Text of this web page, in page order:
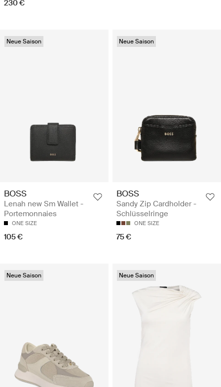
230 €
Neue Saison
BOSS
Lenah new Sm Wallet -
Portemonnaies
ONE SIZE
105 €
Neue Saison
BOSS
Sandy Zip Cardholder -
Schlüsselringe
ONE SIZE
75 €
Neue Saison Neue Saison